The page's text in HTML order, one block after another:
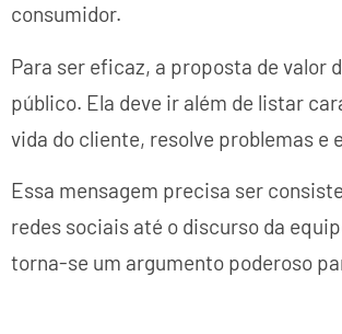
consumidor.
Para ser eficaz, a proposta de valor
público. Ela deve ir além de listar
vida do cliente, resolve problemas e
Essa mensagem precisa ser
redes sociais até o discurso da
torna-se um argumento poderoso